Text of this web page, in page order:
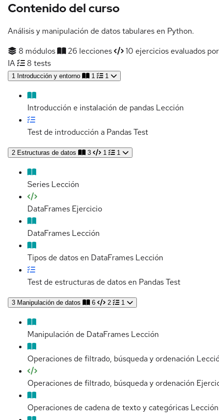
Contenido del curso
Análisis y manipulación de datos tabulares en Python.
8 módulos
26 lecciones
10 ejercicios evaluados por
IA
8 tests
1 Introducción y entorno 1 1
Introducción e instalación de pandas Lección
Test de introducción a PandasTest
2 Estructuras de datos 3 1 1
Series Lección
DataFrames Ejercicio
DataFrames Lección
Tipos de datos en DataFrames Lección
Test de estructuras de datos en PandasTest
3 Manipulación de datos 6 2 1
Manipulación de DataFrames Lección
Operaciones de filtrado, búsqueda y ordenación
Operaciones de filtrado, búsqueda y ordenación
Operaciones de cadena de texto y categóricas Lección